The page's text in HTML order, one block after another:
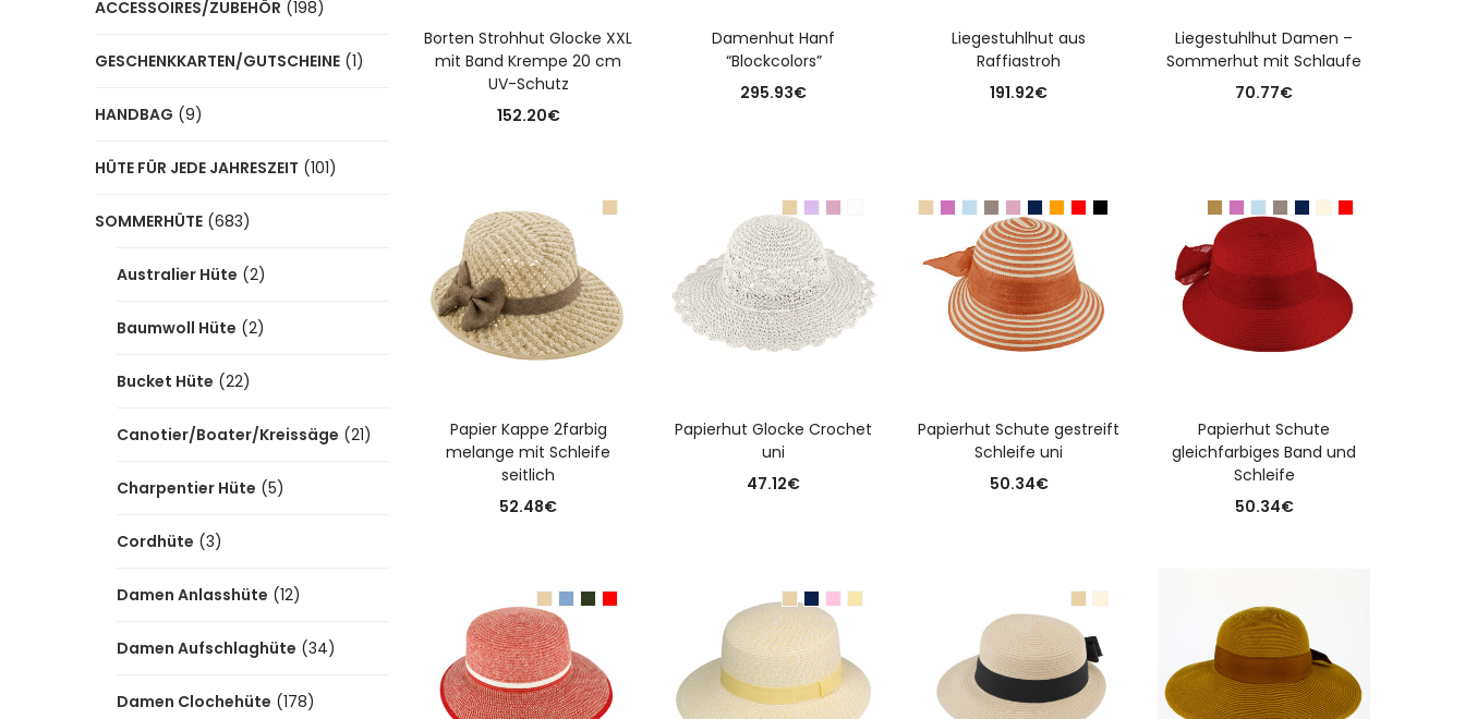
Borten Strohhut Glocke XXL
mit Band Krempe 20 cm
UV-Schutz
152.20€
Damenhut Hanf
“Blockcolors”
295.93€
Liegestuhlhut aus
Raffiastroh
191.92€
Liegestuhlhut Damen –
Sommerhut mit Schlaufe
70.77€
Papier Kappe 2farbig
melange mit Schleife
seitlich
52.48€
Papierhut Glocke Crochet
uni
47.12€
Papierhut Schute gestreift
Schleife uni
50.34€
Papierhut Schute
gleichfarbiges Band und
Schleife
50.34€
ACCESSOIRES/ZUBEHÖR (198)
GESCHENKKARTEN/GUTSCHEINE (1)
HANDBAG (9)
HÜTE FÜR JEDE JAHRESZEIT (101)
SOMMERHÜTE (683)
Australier Hüte (2)
Baumwoll Hüte (2)
Bucket Hüte (22)
Canotier/Boater/Kreissäge (21)
Charpentier Hüte (5)
Cordhüte (3)
Damen Anlasshüte (12)
Damen Aufschlaghüte (34)
Damen Clochehüte (178)